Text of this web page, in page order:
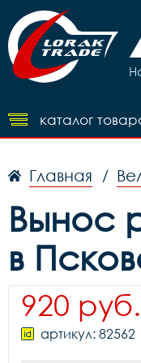
каталог
Главная /
Вынос
в
920 руб.
артикул: 82562